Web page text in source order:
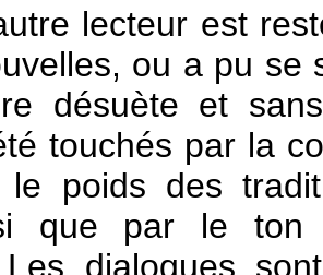
lecteur est
ou a pu se
désuète et
touchés par la
le poids des
que par le ton
Les dialogues